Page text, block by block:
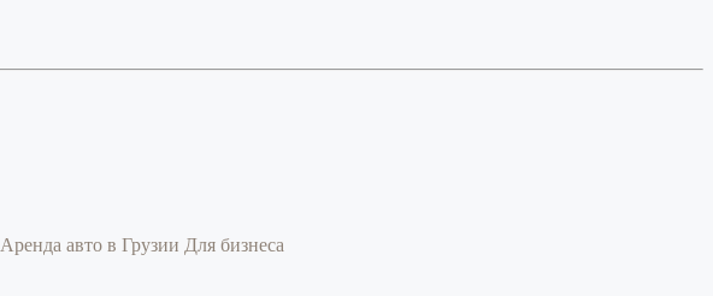
Аренда авто в Грузии Для бизнеса